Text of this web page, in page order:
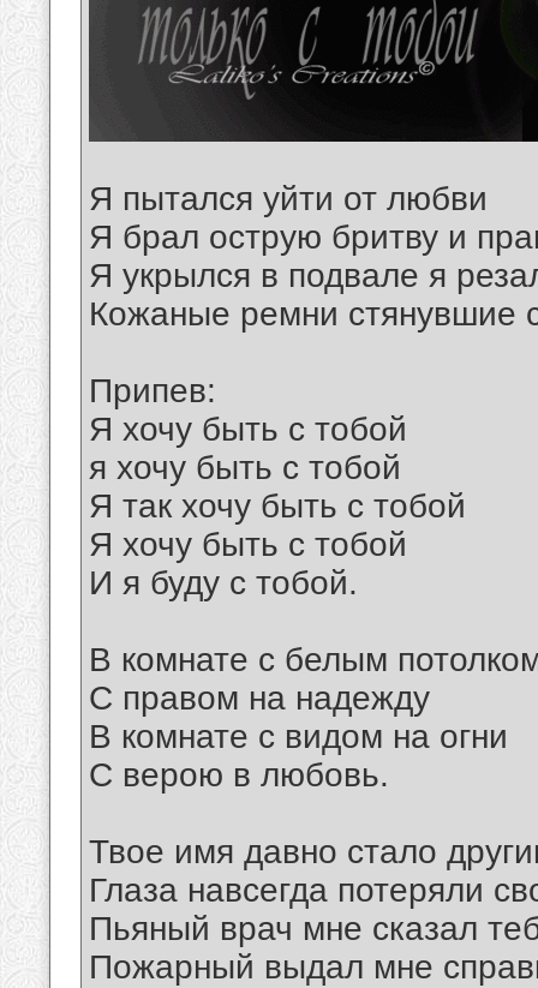
Я пытался уйти от любви
Я брал острую бритву и
Я укрылся в подвале я
Кожаные ремни стянувшие
Припев:
Я хочу быть с тобой
я хочу быть с тобой
Я так хочу быть с тобой
Я хочу быть с тобой
И я буду с тобой.
В комнате с белым
С правом на надежду
В комнате с видом на огни
С верою в любовь.
Твое имя давно стало
Глаза навсегда потеряли
Пьяный врач мне сказал
Пожарный выдал мне